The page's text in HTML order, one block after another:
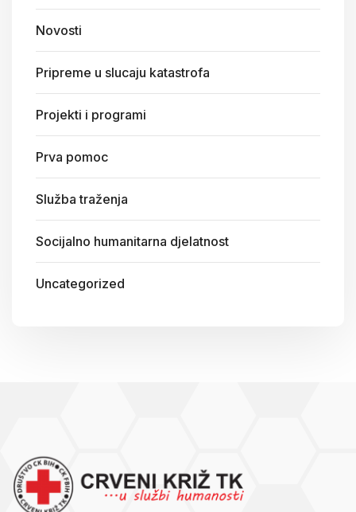
Novosti
Pripreme u slucaju katastrofa
Projekti i programi
Prva pomoc
Služba traženja
Socijalno humanitarna djelatnost
Uncategorized